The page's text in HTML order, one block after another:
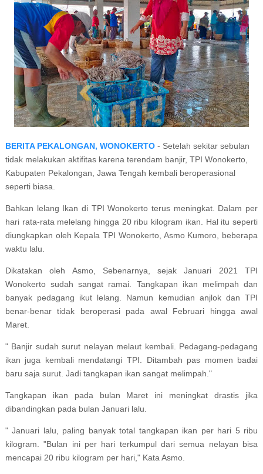
BERITA PEKALONGAN, WONOKERTO- Setelah sekitar sebulan
tidak melakukan aktifitas karena terendam banjir, TPI Wonokerto,
Kabupaten Pekalongan, Jawa Tengah kembali beroperasional
seperti biasa.
Bahkan lelang Ikan di TPI Wonokerto terus meningkat. Dalam per
hari rata-rata melelang hingga 20 ribu kilogram ikan. Hal itu seperti
diungkapkan oleh Kepala TPI Wonokerto, Asmo Kumoro, beberapa
waktu lalu.
Dikatakan oleh Asmo, Sebenarnya, sejak Januari 2021 TPI
Wonokerto sudah sangat ramai. Tangkapan ikan melimpah dan
banyak pedagang ikut lelang. Namun kemudian anjlok dan TPI
benar-benar tidak beroperasi pada awal Februari hingga awal
Maret.
" Banjir sudah surut nelayan melaut kembali. Pedagang-pedagang
ikan juga kembali mendatangi TPI. Ditambah pas momen badai
baru saja surut. Jadi tangkapan ikan sangat melimpah."
Tangkapan ikan pada bulan Maret ini meningkat drastis jika
dibandingkan pada bulan Januari lalu.
" Januari lalu, paling banyak total tangkapan ikan per hari 5 ribu
kilogram. "Bulan ini per hari terkumpul dari semua nelayan bisa
mencapai 20 ribu kilogram per hari," Kata Asmo.